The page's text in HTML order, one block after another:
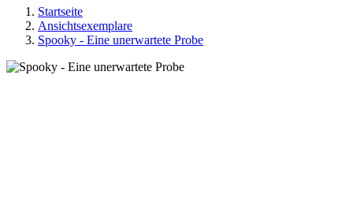
Startseite
Ansichtsexemplare
Spooky - Eine unerwartete Probe